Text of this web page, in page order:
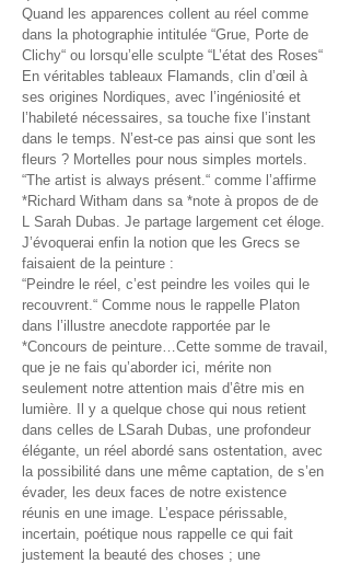
Quand les apparences collent au réel comme
dans la photographie intitulée “Grue, Porte de
Clichy“ ou lorsqu’elle sculpte “L’état des Roses“
En véritables tableaux Flamands, clin d’œil à
ses origines Nordiques, avec l’ingéniosité et
l’habileté nécessaires, sa touche fixe l’instant
dans le temps. N’est-ce pas ainsi que sont les
fleurs ? Mortelles pour nous simples mortels.
“The artist is always présent.“ comme l’affirme
*Richard Witham dans sa *note à propos de de
L Sarah Dubas. Je partage largement cet éloge.
J’évoquerai enfin la notion que les Grecs se
faisaient de la peinture :
“Peindre le réel, c’est peindre les voiles qui le
recouvrent.“ Comme nous le rappelle Platon
dans l’illustre anecdote rapportée par le
*Concours de peinture…Cette somme de travail,
que je ne fais qu’aborder ici, mérite non
seulement notre attention mais d’être mis en
lumière. Il y a quelque chose qui nous retient
dans celles de LSarah Dubas, une profondeur
élégante, un réel abordé sans ostentation, avec
la possibilité dans une même captation, de s’en
évader, les deux faces de notre existence
réunis en une image. L’espace périssable,
incertain, poétique nous rappelle ce qui fait
justement la beauté des choses ; une